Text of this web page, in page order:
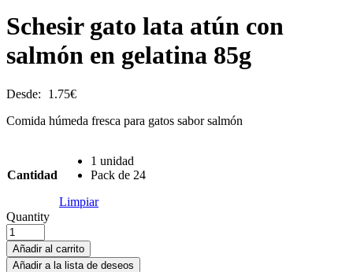
Schesir gato lata atún con
salmón en gelatina 85g
Desde: 1.75€
Comida húmeda fresca para gatos sabor salmón
Cantidad
1 unidad
Pack de 24
Limpiar
Quantity
Añadir al carrito
Añadir a la lista de deseos